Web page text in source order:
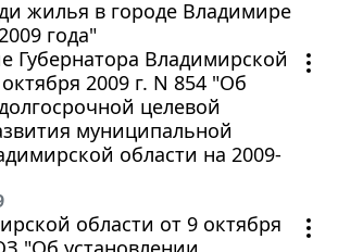
жилья в городе Владимире
года"
Губернатора Владимирской
2009 г. N 854 "Об
целевой
муниципальной
области на 2009-
области от 9 октября